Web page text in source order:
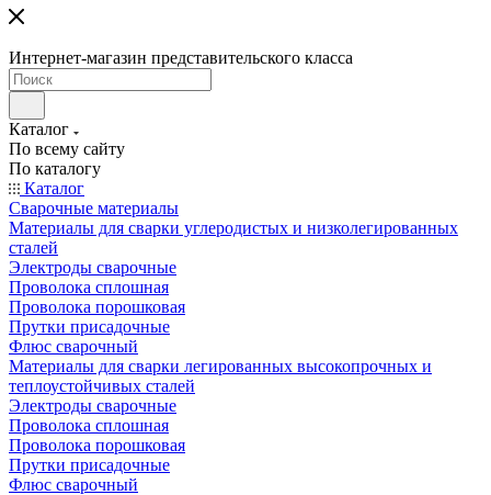
Интернет-магазин представительского класса
Каталог
По всему сайту
По каталогу
Каталог
Сварочные материалы
Материалы для сварки углеродистых и низколегированных
сталей
Электроды сварочные
Проволока сплошная
Проволока порошковая
Прутки присадочные
Флюс сварочный
Материалы для сварки легированных высокопрочных и
теплоустойчивых сталей
Электроды сварочные
Проволока сплошная
Проволока порошковая
Прутки присадочные
Флюс сварочный